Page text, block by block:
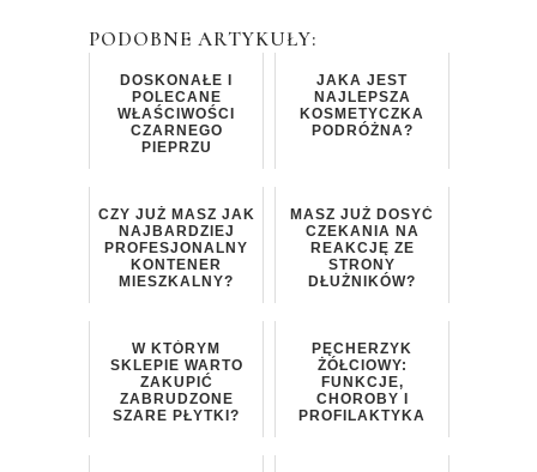
PODOBNE ARTYKUŁY:
DOSKONAŁE I
POLECANE
WŁAŚCIWOŚCI
CZARNEGO
PIEPRZU
JAKA JEST
NAJLEPSZA
KOSMETYCZKA
PODRÓŻNA?
CZY JUŻ MASZ JAK
NAJBARDZIEJ
PROFESJONALNY
KONTENER
MIESZKALNY?
MASZ JUŻ DOSYĆ
CZEKANIA NA
REAKCJĘ ZE
STRONY
DŁUŻNIKÓW?
W KTÓRYM
SKLEPIE WARTO
ZAKUPIĆ
ZABRUDZONE
SZARE PŁYTKI?
PĘCHERZYK
ŻÓŁCIOWY:
FUNKCJE,
CHOROBY I
PROFILAKTYKA